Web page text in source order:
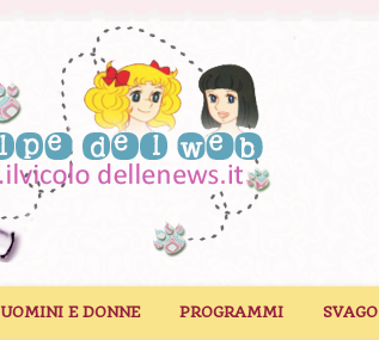
UOMINI E DONNE PROGRAMMI SVAGO